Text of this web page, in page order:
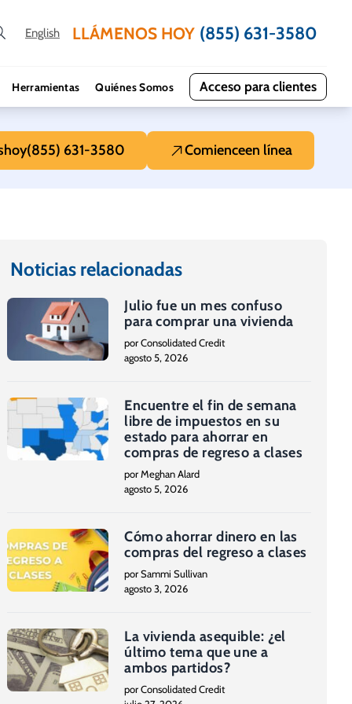
English LLÁMENOS HOY (855) 631-3580
Herramientas Quiénes Somos Acceso para clientes
hoy(855) 631-3580 Comienceen línea
Noticias relacionadas
Julio fue un mes confuso
para comprar una vivienda
por Consolidated Credit
agosto 5, 2026
Encuentre el fin de semana
libre de impuestos en su
estado para ahorrar en
compras de regreso a clases
por Meghan Alard
agosto 5, 2026
Cómo ahorrar dinero en las
compras del regreso a clases
por Sammi Sullivan
agosto 3, 2026
La vivienda asequible: ¿el
último tema que une a
ambos partidos?
por Consolidated Credit